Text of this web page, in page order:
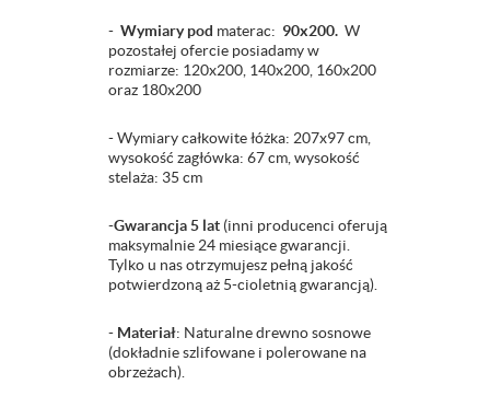
- Wymiary pod materac: 90x200. W
pozostałej ofercie posiadamy w
rozmiarze: 120x200, 140x200, 160x200
oraz 180x200
- Wymiary całkowite łóżka: 207x97 cm,
wysokość zagłówka: 67 cm, wysokość
stelaża: 35 cm
-Gwarancja 5 lat (inni producenci oferują
maksymalnie 24 miesiące gwarancji.
Tylko u nas otrzymujesz pełną jakość
potwierdzoną aż 5-cioletnią gwarancją).
- Materiał: Naturalne drewno sosnowe
(dokładnie szlifowane i polerowane na
obrzeżach).